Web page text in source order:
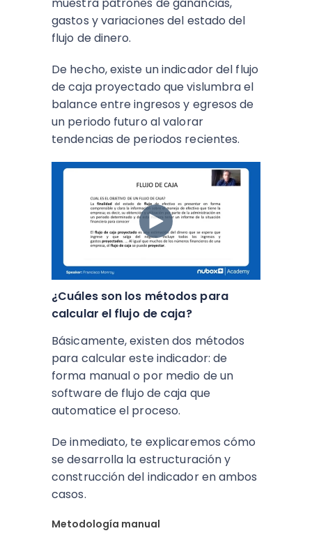
gastos y variaciones del estado del
flujo de dinero.
De hecho, existe un indicador del flujo
de caja proyectado que vislumbra el
balance entre ingresos y egresos de
un periodo futuro al valorar
tendencias de periodos recientes.
¿Cuáles son los métodos para
calcular el flujo de caja?
Básicamente, existen dos métodos
para calcular este indicador: de
forma manual o por medio de un
software de flujo de caja que
automatice el proceso.
De inmediato, te explicaremos cómo
se desarrolla la estructuración y
construcción del indicador en ambos
casos.
Metodología manual